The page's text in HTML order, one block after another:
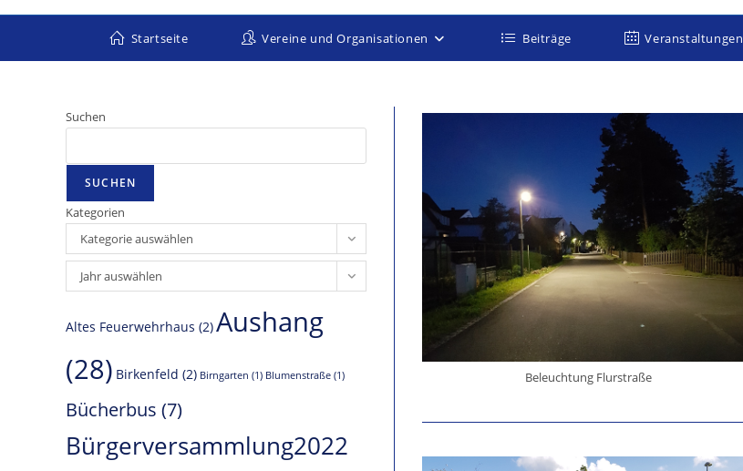
Zum
Startseite Vereine und Organisationen Beiträge Veranstaltungen
Suchen
SUCHEN
Kategorien
Kategorie auswählen
Archiv
Jahr auswählen
Altes Feuerwehrhaus (2)Aushang
(28) Birkenfeld (2) Birngarten (1) Blumenstraße (1)
Bücherbus (7)
Bürgerversammlung2022
Beleuchtung Flurstraße